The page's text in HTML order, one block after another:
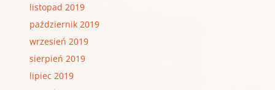
listopad 2019
październik 2019
wrzesień 2019
sierpień 2019
lipiec 2019